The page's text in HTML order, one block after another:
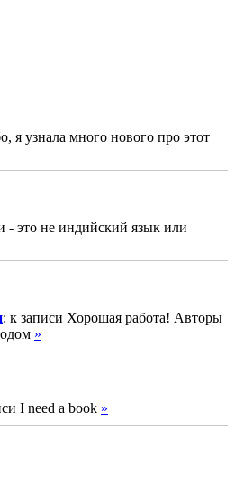
я узнала много нового про этот
- это не индийский язык или
: к записи Хорошая работа! Авторы
»
I need a book »